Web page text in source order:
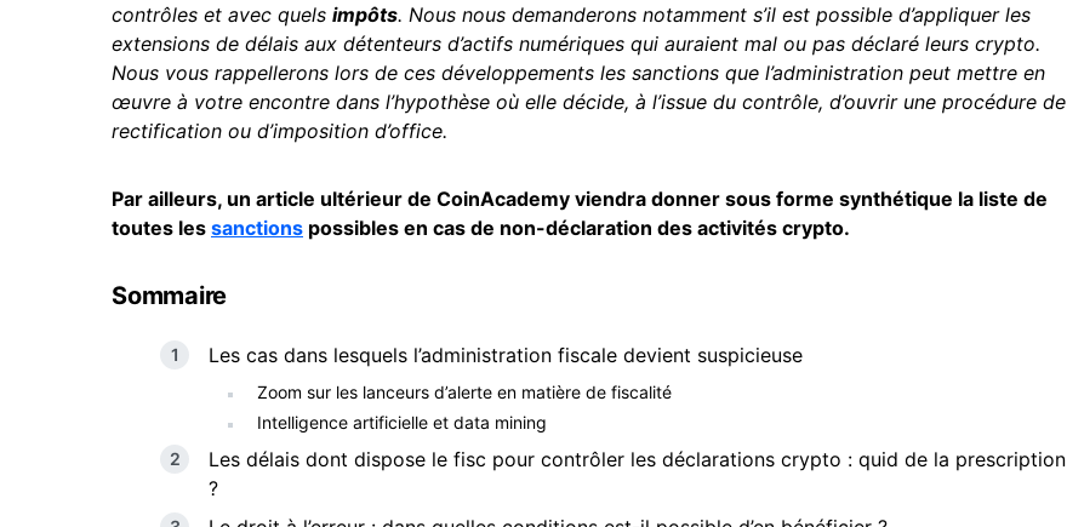
contrôles et avec quels impôts. Nous nous demanderons notamment s’il est possible d’appliquer les
extensions de délais aux détenteurs d’actifs numériques qui auraient mal ou pas déclaré leurs crypto.
Nous vous rappellerons lors de ces développements les sanctions que l’administration peut mettre en
œuvre à votre encontre dans l’hypothèse où elle décide, à l’issue du contrôle, d’ouvrir une procédure de
rectification ou d’imposition d’office.
Par ailleurs, un article ultérieur de CoinAcademy viendra donner sous forme synthétique la liste de
toutes les sanctions possibles en cas de non-déclaration des activités crypto.
Sommaire
Les cas dans lesquels l’administration fiscale devient suspicieuse
Zoom sur les lanceurs d’alerte en matière de fiscalité
Intelligence artificielle et data mining
Les délais dont dispose le fisc pour contrôler les déclarations crypto : quid de la prescription
?